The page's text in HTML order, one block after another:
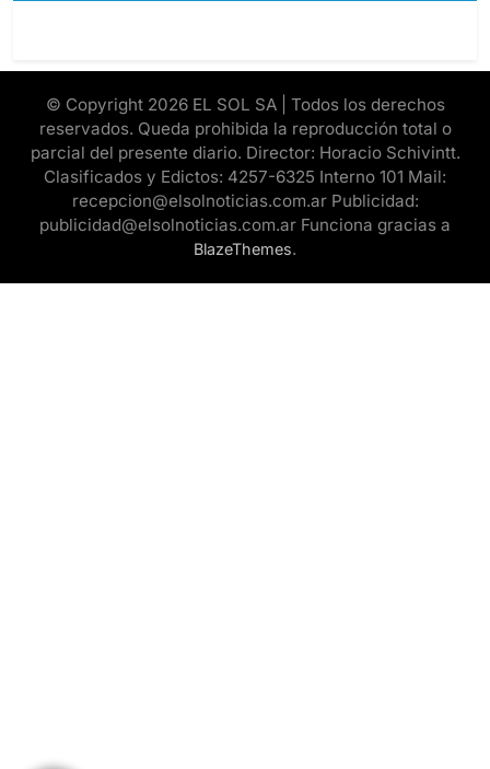
© Copyright 2026 EL SOL SA | Todos los derechos
reservados. Queda prohibida la reproducción total o
parcial del presente diario. Director: Horacio Schivintt.
Clasificados y Edictos: 4257-6325 Interno 101 Mail:
recepcion@elsolnoticias.com.ar Publicidad:
publicidad@elsolnoticias.com.ar Funciona gracias a
BlazeThemes.